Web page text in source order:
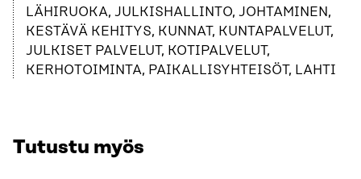
LÄHIRUOKA, JULKISHALLINTO, JOHTAMINEN,
KESTÄVÄ KEHITYS, KUNNAT, KUNTAPALVELUT,
JULKISET PALVELUT, KOTIPALVELUT,
KERHOTOIMINTA, PAIKALLISYHTEISÖT, LAHTI
Tutustu myös